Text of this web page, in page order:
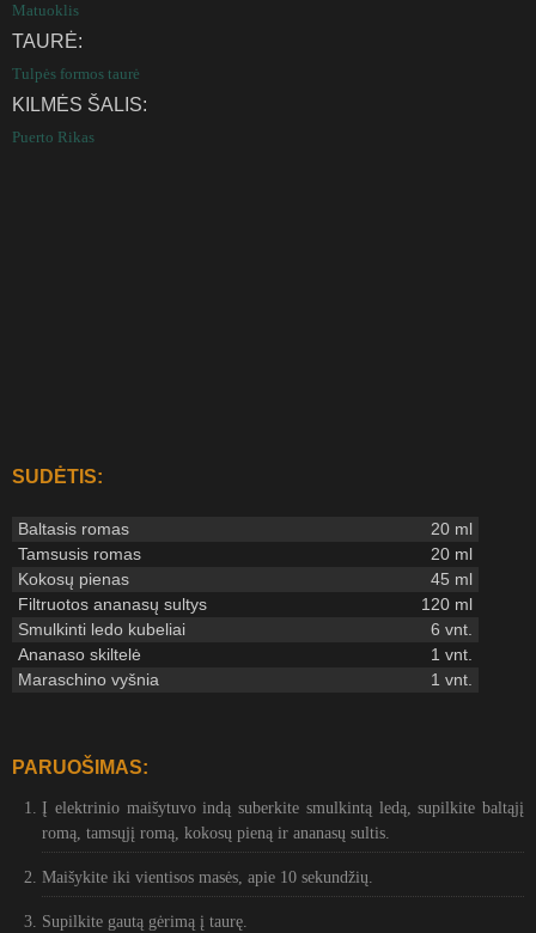
Matuoklis
TAURĖ:
Tulpės formos taurė
KILMĖS ŠALIS:
Puerto Rikas
SUDĖTIS:
Baltasis romas
20 ml
Tamsusis romas
20 ml
Kokosų pienas
45 ml
Filtruotos ananasų sultys
120 ml
Smulkinti ledo kubeliai
6 vnt.
Ananaso skiltelė
1 vnt.
Maraschino vyšnia
1 vnt.
PARUOŠIMAS:
Į elektrinio maišytuvo indą suberkite smulkintą ledą, supilkite baltąjį
romą, tamsųjį romą, kokosų pieną ir ananasų sultis.
Maišykite iki vientisos masės, apie 10 sekundžių.
Supilkite gautą gėrimą į taurę.